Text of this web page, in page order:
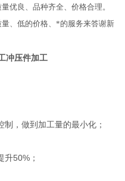
优良、品种齐全、价格合理。
、低的价格、*的服务来答谢新
冲压件加工
，做到加工量的最小化；
50%；